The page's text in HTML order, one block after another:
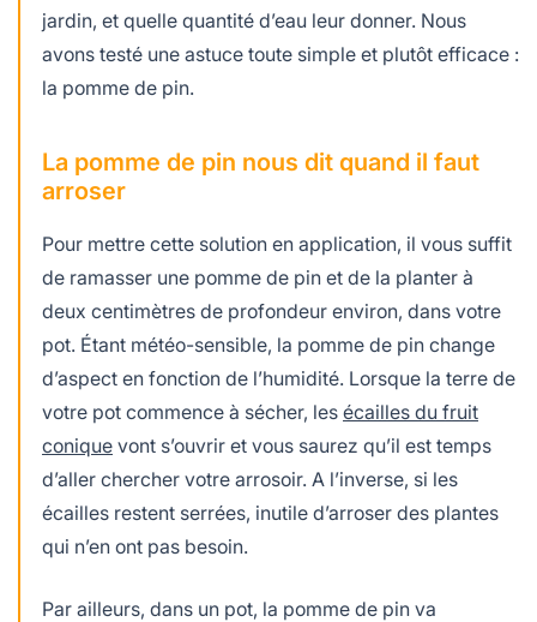
jardin, et quelle quantité d’eau leur donner. Nous
avons testé une astuce toute simple et plutôt efficace :
la pomme de pin.
La pomme de pin nous dit quand il faut
arroser
Pour mettre cette solution en application, il vous suffit
de ramasser une pomme de pin et de la planter à
deux centimètres de profondeur environ, dans votre
pot. Étant météo-sensible, la pomme de pin change
d’aspect en fonction de l’humidité. Lorsque la terre de
votre pot commence à sécher, les écailles du fruit
conique vont s’ouvrir et vous saurez qu’il est temps
d’aller chercher votre arrosoir. A l’inverse, si les
écailles restent serrées, inutile d’arroser des plantes
qui n’en ont pas besoin.
Par ailleurs, dans un pot, la pomme de pin va